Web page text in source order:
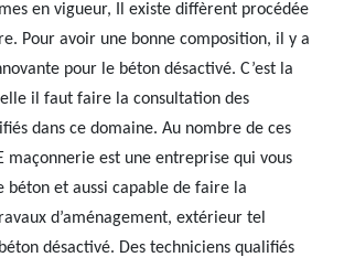
en vigueur, Il existe diffèrent procédée
Pour avoir une bonne composition, il y a
pour le béton désactivé. C’est la
il faut faire la consultation des
dans ce domaine. Au nombre de ces
maçonnerie est une entreprise qui vous
et aussi capable de faire la
d’aménagement, extérieur tel
désactivé. Des techniciens qualifiés